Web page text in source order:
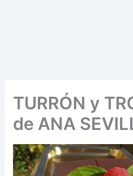
TURRÓN y
de ANA